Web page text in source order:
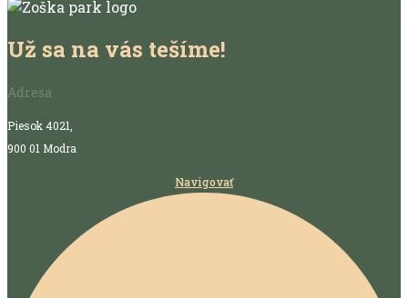
Už sa na vás tešíme!
Adresa
Piesok 4021,
900 01 Modra
Navigovať